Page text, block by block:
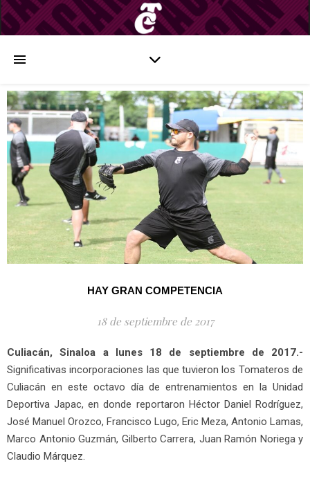
HAY GRAN COMPETENCIA
18 de septiembre de 2017
Culiacán, Sinaloa a lunes 18 de septiembre de 2017.-
Significativas incorporaciones las que tuvieron los Tomateros de
Culiacán en este octavo día de entrenamientos en la Unidad
Deportiva Japac, en donde reportaron Héctor Daniel Rodríguez,
José Manuel Orozco, Francisco Lugo, Eric Meza, Antonio Lamas,
Marco Antonio Guzmán, Gilberto Carrera, Juan Ramón Noriega y
Claudio Márquez.